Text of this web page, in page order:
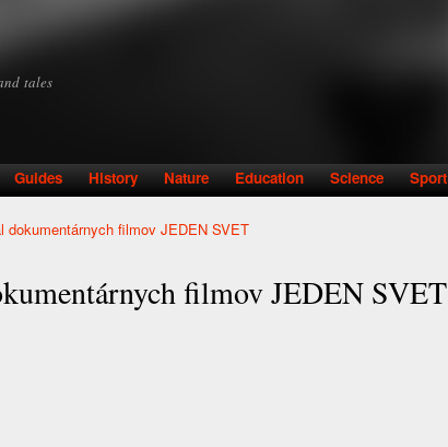
tales
Guides History Nature Education Science Sport
dokumentárnych filmov JEDEN SVET
filmov JEDEN SVET